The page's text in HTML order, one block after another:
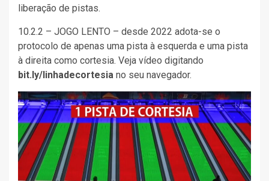
liberação de pistas.
10.2.2 – JOGO LENTO – desde 2022 adota-se o
protocolo de apenas uma pista à esquerda e uma pista
à direita como cortesia. Veja vídeo digitando
bit.ly/linhadecortesia no seu navegador.